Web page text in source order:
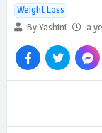
Weight Loss
By Yashini
a